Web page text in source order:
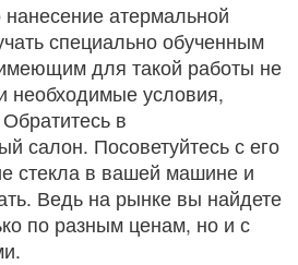
атермальной
специально обученным
для такой работы не
необходимые условия,
в
салон. Посоветуйтесь с его
стекла в вашей машине и
Ведь на рынке вы найдете
по разным ценам, но и с